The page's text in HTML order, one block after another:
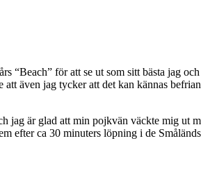
för att se ut som sitt bästa jag
även jag tycker att det kan kännas
jag är glad att min pojkvän väckte mig ut
efter ca 30 minuters löpning i de